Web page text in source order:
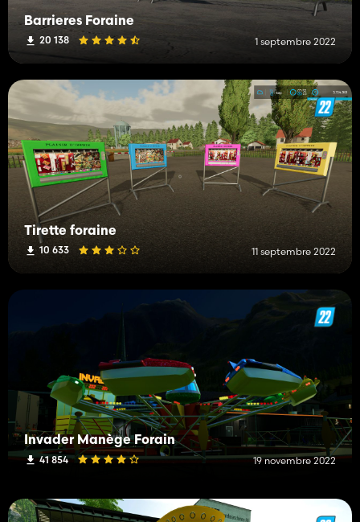
Barrieres Foraine
20 138 1 septembre 2022
Tirette foraine
10 633 11 septembre 2022
Invader Manège Forain
41 854 19 novembre 2022